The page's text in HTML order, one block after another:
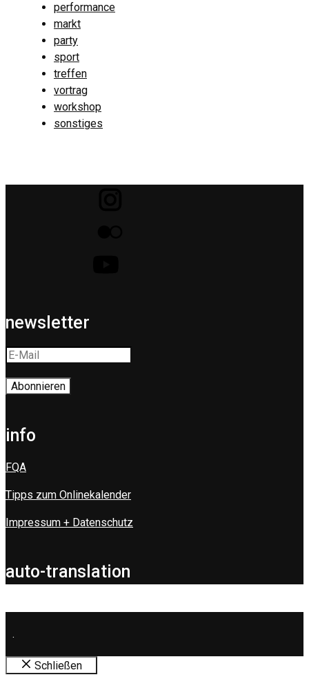
performance
markt
party
sport
treffen
vortrag
workshop
sonstiges
newsletter
info
FQA
Tipps zum Onlinekalender
Impressum + Datenschutz
auto-translation
.
Schließen